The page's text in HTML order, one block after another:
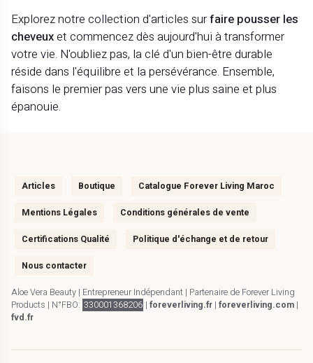
Explorez notre collection d'articles surfaire pousser les
cheveuxet commencez dès aujourd'hui à transformer
votre vie. N'oubliez pas, la clé d'un bien-être durable
réside dans l'équilibre et la persévérance. Ensemble,
faisons le premier pas vers une vie plus saine et plus
épanouie.
Articles Boutique Catalogue Forever Living Maroc
Mentions Légales Conditions générales de vente
Certifications Qualité Politique d'échange et de retour
Nous contacter
Aloe Vera Beauty | Entrepreneur Indépendant | Partenaire de Forever Living
Products | N°FBO: 330001368206 | foreverliving.fr| foreverliving.com|
fvd.fr